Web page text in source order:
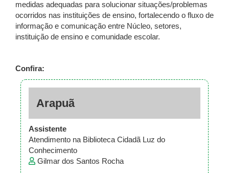
medidas adequadas para solucionar situações/problemas
ocorridos nas instituições de ensino, fortalecendo o fluxo de
informação e comunicação entre Núcleo, setores,
instituição de ensino e comunidade escolar.
Confira:
Arapuã
Assistente
Atendimento na Biblioteca Cidadã Luz do
Conhecimento
Gilmar dos Santos Rocha